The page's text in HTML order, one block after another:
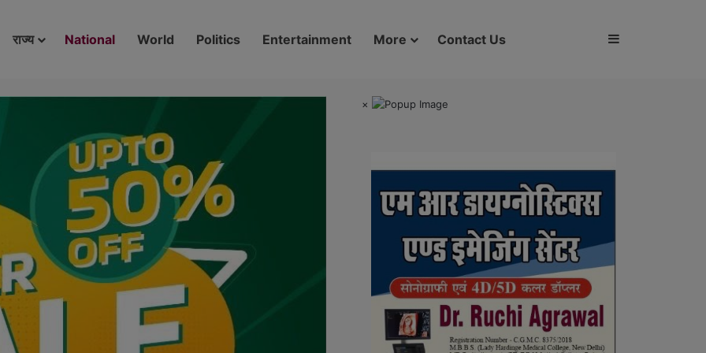
राज्य National World Politics Entertainment More Contact Us Sidebar
×